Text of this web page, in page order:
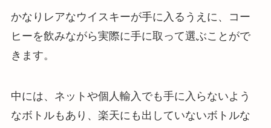
かなりレアなウイスキーが手に入るうえに、コー
ヒーを飲みながら実際に手に取って選ぶことがで
きます。
中には、ネットや個人輸入でも手に入らないよう
なボトルもあり、楽天にも出していないボトルな